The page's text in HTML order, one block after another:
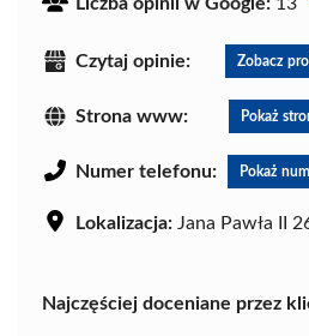
Czytaj opinie: Zobacz
Strona www: Pokaż
Numer telefonu: Pokaż
Lokalizacja: Jana Pawła II
Najczęściej doceniane przez